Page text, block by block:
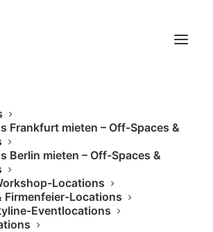
Frankfurt mieten – Off-Spaces &
Berlin mieten – Off-Spaces &
Locations
Firmenfeier-Locations
Eventlocations
Dachterrasse
Frankfurt